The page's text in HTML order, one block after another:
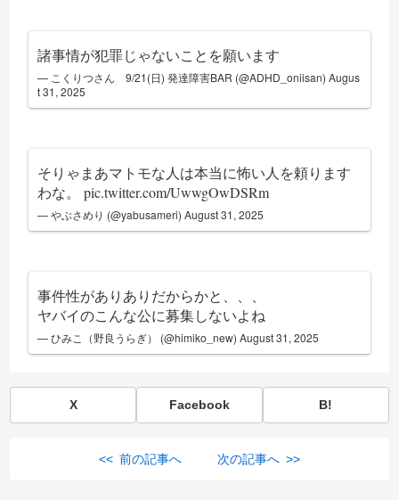
諸事情が犯罪じゃないことを願います
— こくりつさん 9/21(日) 発達障害BAR (@ADHD_oniisan)Augus
t 31, 2025
そりゃまあマトモな人は本当に怖い人を頼ります
わな。pic.twitter.com/UwwgOwDSRm
— やぶさめり (@yabusameri)August 31, 2025
事件性がありありだからかと、、、
ヤバイのこんな公に募集しないよね
— ひみこ（野良うらぎ） (@himiko_new)August 31, 2025
X Facebook B!
<< 前の記事へ 次の記事へ >>